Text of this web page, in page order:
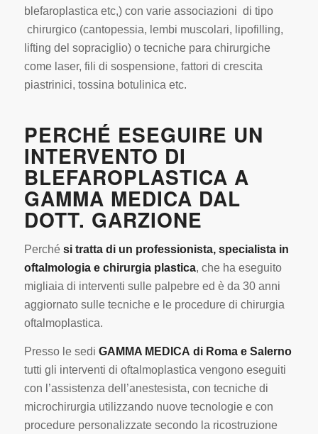
blefaroplastica etc,) con varie associazioni di tipo
chirurgico (cantopessia, lembi muscolari, lipofilling,
lifting del sopraciglio) o tecniche para chirurgiche
come laser, fili di sospensione, fattori di crescita
piastrinici, tossina botulinica etc.
PERCHÉ ESEGUIRE UN
INTERVENTO DI
BLEFAROPLASTICA A
GAMMA MEDICA DAL
DOTT. GARZIONE
Perché si tratta di un professionista, specialista in
oftalmologia e chirurgia plastica, che ha eseguito
migliaia di interventi sulle palpebre ed è da 30 anni
aggiornato sulle tecniche e le procedure di chirurgia
oftalmoplastica.
Presso le sedi GAMMA MEDICA di Roma e Salerno
tutti gli interventi di oftalmoplastica vengono eseguiti
con l’assistenza dell’anestesista, con tecniche di
microchirurgia utilizzando nuove tecnologie e con
procedure personalizzate secondo la ricostruzione